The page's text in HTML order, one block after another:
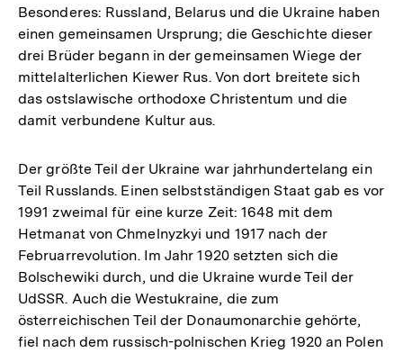
Besonderes: Russland, Belarus und die Ukraine haben
einen gemeinsamen Ursprung; die Geschichte dieser
drei Brüder begann in der gemeinsamen Wiege der
mittelalterlichen Kiewer Rus. Von dort breitete sich
das ostslawische orthodoxe Christentum und die
damit verbundene Kultur aus.
Der größte Teil der Ukraine war jahrhundertelang ein
Teil Russlands. Einen selbstständigen Staat gab es vor
1991 zweimal für eine kurze Zeit: 1648 mit dem
Hetmanat von Chmelnyzkyi und 1917 nach der
Februarrevolution. Im Jahr 1920 setzten sich die
Bolschewiki durch, und die Ukraine wurde Teil der
UdSSR. Auch die Westukraine, die zum
österreichischen Teil der Donaumonarchie gehörte,
fiel nach dem russisch-polnischen Krieg 1920 an Polen